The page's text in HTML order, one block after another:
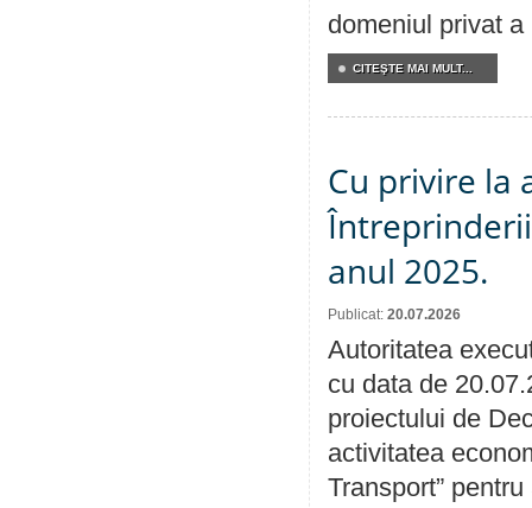
domeniul privat a
CITEŞTE MAI MULT...
Cu privire la
anul 2025.
Publicat: 20.07.2026
Autoritatea
cu data de
proiectului de
activitatea
Transport” pentru